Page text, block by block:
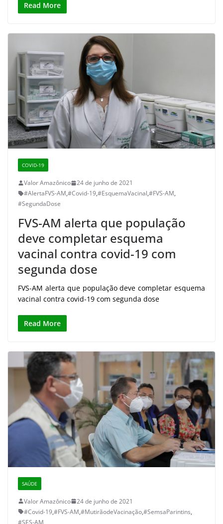
Read More
COVID-19
Valor Amazônico
24 de junho de 2021
#AlertaFVS-AM,#Covid-19,#EsquemaVacinal,#FVS-AM,
#SegundaDose
FVS-AM alerta que população
deve completar esquema
vacinal contra covid-19 com
segunda dose
FVS-AM alerta que população deve completar esquema
vacinal contra covid-19 com segunda dose
Read More
SAÚDE
Valor Amazônico
24 de junho de 2021
#Covid-19,#FVS-AM,#MutirãodeVacinação,#SemsaParintins,
#SES-AM